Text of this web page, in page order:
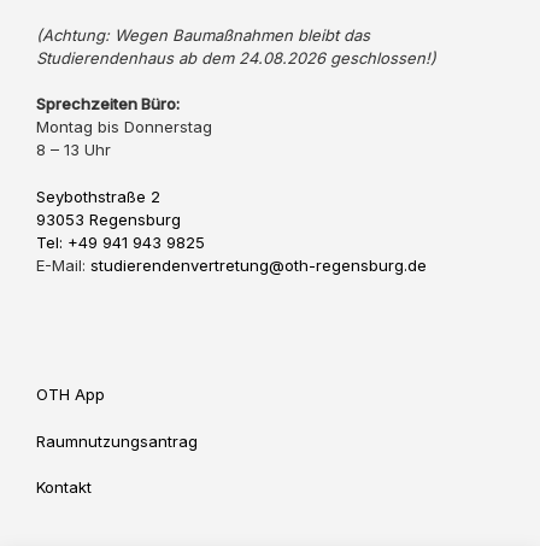
(Achtung: Wegen Baumaßnahmen bleibt das
Studierendenhaus ab dem 24.08.2026 geschlossen!)
Sprechzeiten Büro:
Montag bis Donnerstag
8 – 13 Uhr
Seybothstraße 2
93053 Regensburg
Tel: +49 941 943 9825
E-Mail: studierendenvertretung@oth-regensburg.de
OTH App
Raumnutzungsantrag
Kontakt